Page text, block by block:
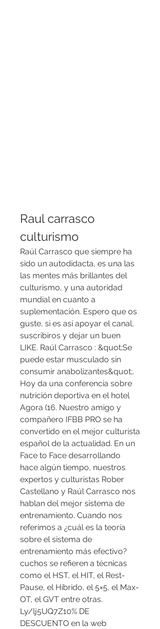
Raul carrasco
culturismo
Raúl Carrasco que siempre ha
sido un autodidacta, es una las
las mentes más brillantes del
culturismo, y una autoridad
mundial en cuanto a
suplementación. Espero que os
guste, si es así apoyar el canal,
suscribiros y dejar un buen
LIKE. Raúl Carrasco : &quot;Se
puede estar musculado sin
consumir anabolizantes&quot;.
Hoy da una conferencia sobre
nutrición deportiva en el hotel
Agora (16. Nuestro amigo y
compañero IFBB PRO se ha
convertido en el mejor culturista
español de la actualidad. En un
Face to Face desarrollando
hace algún tiempo, nuestros
expertos y culturistas Rober
Castellano y Raúl Carrasco nos
hablan del mejor sistema de
entrenamiento. Cuando nos
referimos a ¿cuál es la teoría
sobre el sistema de
entrenamiento más efectivo?
cuchos se refieren a técnicas
como el HST, el HIT, el Rest-
Pause, el Híbrido, el 5×5, el Max-
OT, el GVT entre otras.
Ly/lj5UQ7Z10% DE
DESCUENTO en la web